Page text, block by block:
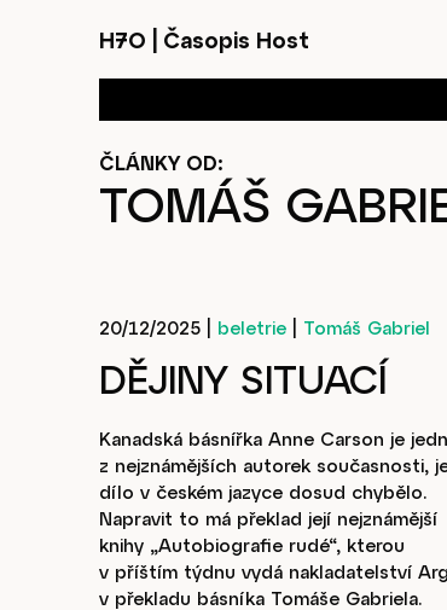
H7O Časopis Host
ČLÁNKY OD:
TOMÁŠ
20/12/2025 beletrie Tomáš Gabriel
DĚJINY SITUACÍ
Kanadská básnířka Anne Carson je
z nejznámějších autorek současnosti,
dílo v českém jazyce dosud chybělo.
Napravit to má překlad její nejznámější
knihy „Autobiografie rudé“, kterou
v příštím týdnu vydá nakladatelství
v překladu básníka Tomáše Gabriela.